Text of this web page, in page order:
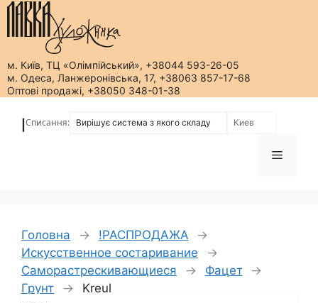
м. Київ, ТЦ «Олімпійський», +38044 593-26-05
м. Одеса, Ланжеронівська, 17, +38063 857-17-68
Оптові продажі, +38050 348-01-38
Списання:
Меню
Головна → !РАСПРОДАЖА
→
Искусственное состаривание
→
Саморастрескивающиеся
→ Фацет
→
Грунт
→ Kreul